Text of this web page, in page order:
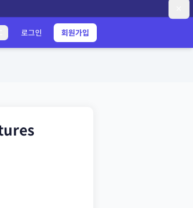
로그인 회원가입